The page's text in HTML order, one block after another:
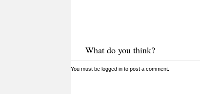
What do you think?
You must be logged into post a comment.